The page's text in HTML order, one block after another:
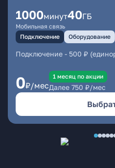
1000минут40ГБ
Мобильная связь
Подключение
Оборудование
Подключение - 500 ₽
0₽/мес
1 месяц по акции
Далее 750 ₽/мес